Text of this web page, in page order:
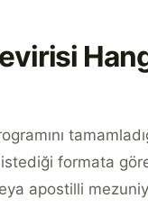
istediği formata
apostilli